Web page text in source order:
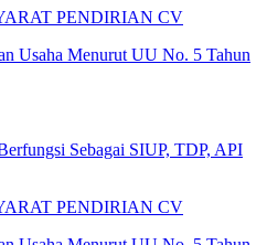
PENDIRIAN CV
Usaha Menurut UU No. 5 Tahun
Sebagai SIUP, TDP, API
PENDIRIAN CV